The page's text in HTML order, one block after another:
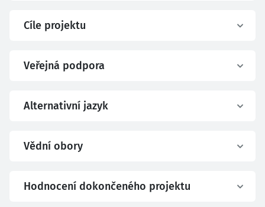
Cíle projektu
Veřejná podpora
Alternativní jazyk
Vědní obory
Hodnocení dokončeného projektu